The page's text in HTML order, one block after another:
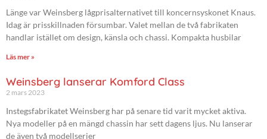
Länge var Weinsberg lågprisalternativet till koncernsyskonet Knaus.
Idag är prisskillnaden försumbar. Valet mellan de två fabrikaten
handlar istället om design, känsla och chassi. Kompakta husbilar
Läs mer »
Weinsberg lanserar Komford Class
2 mars 2023
Instegsfabrikatet Weinsberg har på senare tid varit mycket aktiva.
Nya modeller på en mängd chassin har sett dagens ljus. Nu lanserar
de även två modellserier